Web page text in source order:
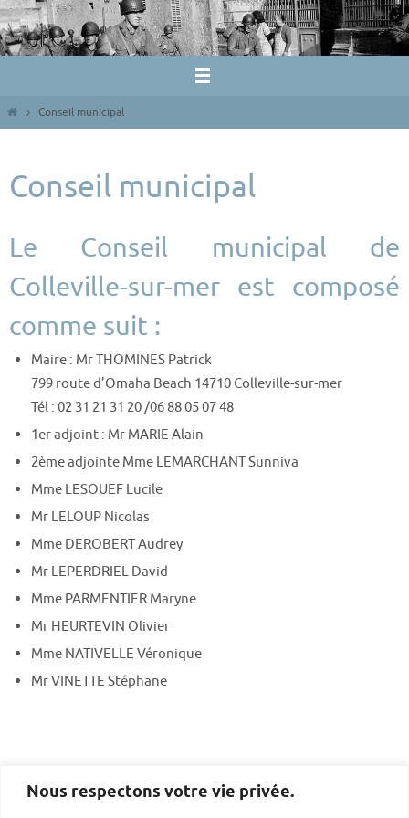
Nous respectons votre vie privée.
Passer
vers
le
HomeConseil municipal
Conseil municipal
Le Conseil municipal de
Colleville-sur-mer est composé
comme suit :
Maire : Mr THOMINES Patrick
799 route d’Omaha Beach 14710 Colleville-sur-mer
Tél : 02 31 21 31 20 /06 88 05 07 48
1er adjoint : Mr MARIE Alain
2ème adjointe Mme LEMARCHANT Sunniva
Mme LESOUEF Lucile
Mr LELOUP Nicolas
Mme DEROBERT Audrey
Mr LEPERDRIEL David
Mme PARMENTIER Maryne
Mr HEURTEVIN Olivier
Mme NATIVELLE Véronique
Mr VINETTE Stéphane